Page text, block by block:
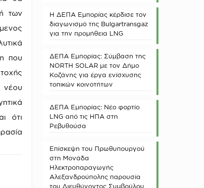
των
που
νέου
ότι
Η ΔΕΠΑ Εμπορίας κέρδισε τον
διαγωνισμό της Bulgartransgaz
για την προμήθεια LNG
ΔΕΠΑ Εμπορίας: Σύμβαση της
NORTH SOLAR με τον Δήμο
Κοζάνης για έργα ενίσχυσης
τοπικών κοινοτήτων
ΔΕΠΑ Εμπορίας: Νέο φορτίο
LNG από τις ΗΠΑ στη
Ρεβυθούσα
Επίσκεψη του Πρωθυπουργού
στη Μονάδα
Ηλεκτροπαραγωγής
Αλεξανδρούπολης παρουσία
του Διευθύνοντος Συμβούλου